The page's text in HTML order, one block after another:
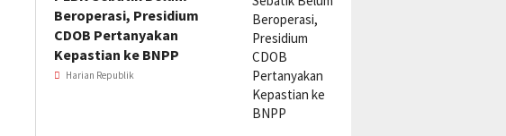
Beroperasi, Presidium
CDOB Pertanyakan
Kepastian ke BNPP
Harian Republik